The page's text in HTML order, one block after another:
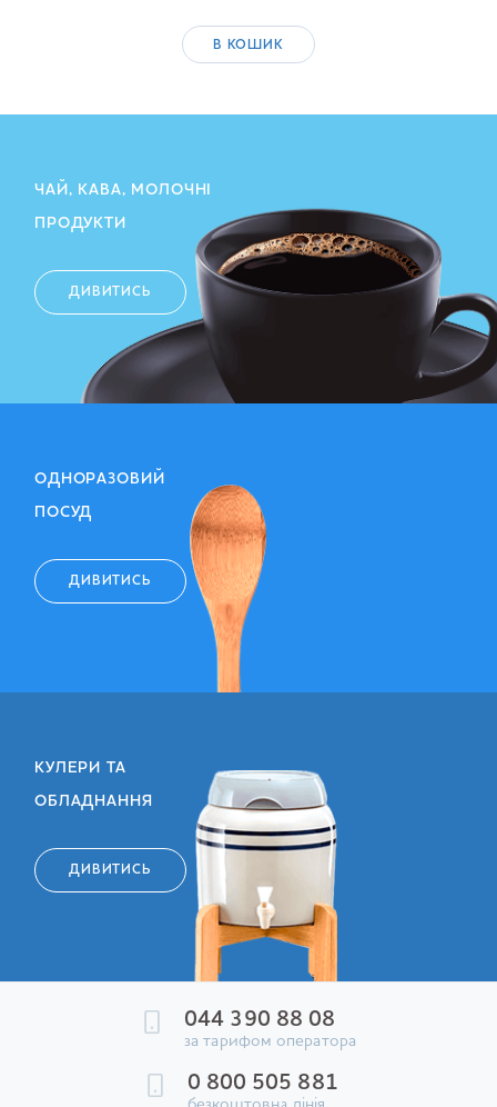
В КОШИК
ЧАЙ, КАВА, МОЛОЧНІ
ПРОДУКТИ
ДИВИТИСЬ
ОДНОРАЗОВИЙ
ПОСУД
ДИВИТИСЬ
КУЛЕРИ ТА
ОБЛАДНАННЯ
ДИВИТИСЬ
044 390 88 08
за тарифом оператора
0 800 505 881